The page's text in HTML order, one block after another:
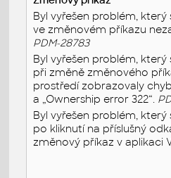
Byl vyřešen problém,
ve změnovém příkazu
PDM-28783
Byl vyřešen problém,
při změně změnového
prostředí zobrazovaly
a „Ownership error 322“.
Byl vyřešen problém,
po kliknutí na příslušný
změnový příkaz v aplikaci